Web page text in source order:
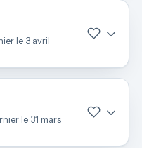
le 3 avril
le 31 mars